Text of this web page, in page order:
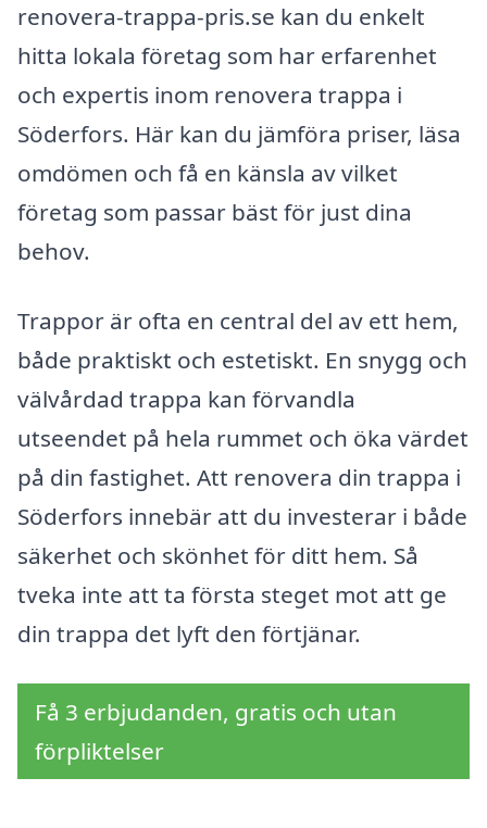
renovera-trappa-pris.se kan du enkelt
hitta lokala företag som har erfarenhet
och expertis inom renovera trappa i
Söderfors. Här kan du jämföra priser, läsa
omdömen och få en känsla av vilket
företag som passar bäst för just dina
behov.
Trappor är ofta en central del av ett hem,
både praktiskt och estetiskt. En snygg och
välvårdad trappa kan förvandla
utseendet på hela rummet och öka värdet
på din fastighet. Att renovera din trappa i
Söderfors innebär att du investerar i både
säkerhet och skönhet för ditt hem. Så
tveka inte att ta första steget mot att ge
din trappa det lyft den förtjänar.
Få 3 erbjudanden, gratis och utan
förpliktelser